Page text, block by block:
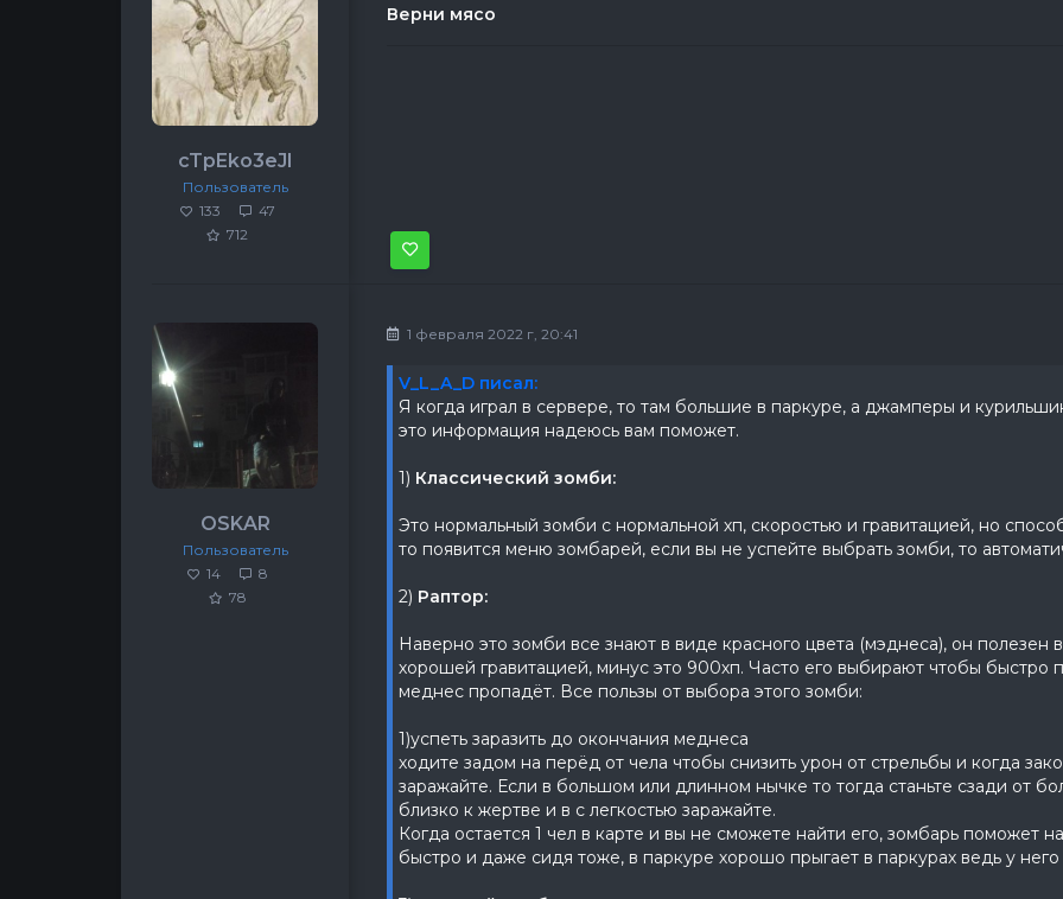
cTpEko3eJl
Пользователь
133
47
712
Верни мясо
ОSKAR
Пользователь
14
8
78
1 февраля 2022 г, 20:41
V_L_A_D писал:
Я когда играл в сервере, то там большие в паркуре, а джамперы и
это информация надеюсь вам поможет.
1) Классический зомби:
Это нормальный зомби с нормальной хп, скоростью и гравитацией, но
то появится меню зомбарей, если вы не успейте выбрать зомби, то
2) Раптор:
Наверно это зомби все знают в виде красного цвета (мэднеса), он полезен
хорошей гравитацией, минус это 900хп. Часто его выбирают чтобы быстро
меднес пропадёт. Все пользы от выбора этого зомби:
1)успеть заразить до окончания меднеса 2)если
ходите задом на перёд от чела чтобы снизить урон от стрельбы и когда
заражайте. Если в большом или длинном нычке то тогда станьте сзади от
близко к жертве и в с
Когда остается 1 чел в карте и вы не сможете найти его, зомбарь поможет
быстро и даже сидя тоже, в паркуре хорошо прыгает в паркурах ведь у него